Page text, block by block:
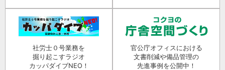
社労士０号業務を
掘り起こすラジオ
カッパダイブNEO！
官公庁オフィスにおける
文書削減や備品管理の
先進事例を公開中！